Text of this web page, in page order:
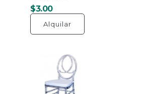
$3.00
Alquilar